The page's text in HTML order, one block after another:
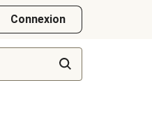
Connexion